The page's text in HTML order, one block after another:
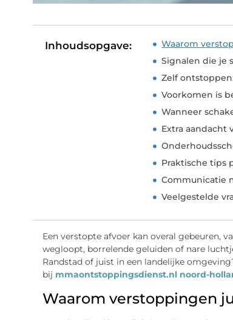
Inhoudsopgave:
Waarom
Signalen die je
Zelf
Voorkomen is
Wanneer
Extra aandacht
Praktische tips
Communicatie
Veelgestelde
Een verstopte afvoer kan overal gebeuren,
wegloopt, borrelende geluiden of nare
Randstad of juist in een landelijke
bij mmaontstoppingsdienst.nl noord-
Waarom verstoppingen